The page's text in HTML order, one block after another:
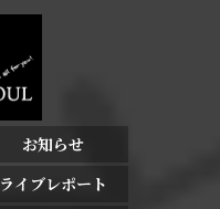
お知らせ
ライブレポート